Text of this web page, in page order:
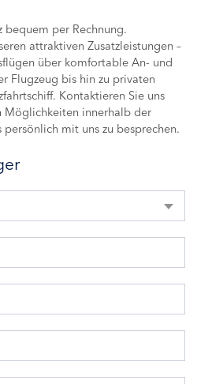
bequem per Rechnung.
attraktiven Zusatzleistungen –
über komfortable An- und
Flugzeug bis hin zu privaten
Kontaktieren Sie uns
innerhalb der
mit uns zu besprechen.